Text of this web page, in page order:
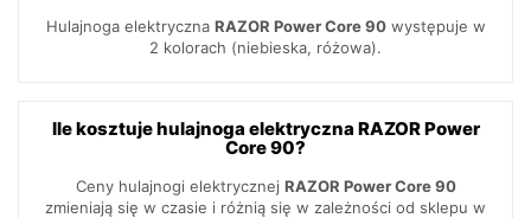
Hulajnoga elektryczna RAZOR Power Core 90występuje w
2 kolorach (niebieska, różowa).
Ile kosztuje hulajnoga elektryczna RAZOR Power
Core 90?
Ceny hulajnogi elektrycznej RAZOR Power Core 90
zmieniają się w czasie i różnią się w zależności od sklepu w